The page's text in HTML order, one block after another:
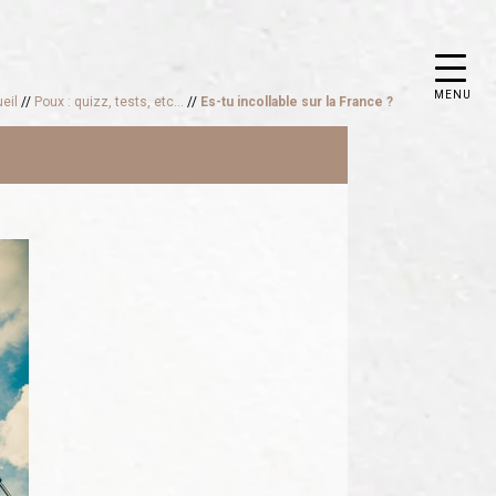
MENU
// Poux : quizz, tests, etc... // Es-tu incollable sur la France ?